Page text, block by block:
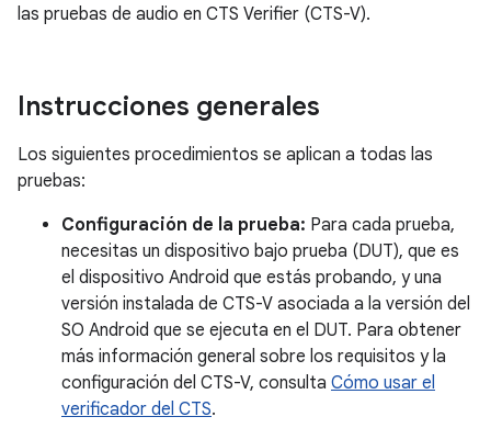
las pruebas de audio en CTS Verifier (CTS-V).
Instrucciones generales
Los siguientes procedimientos se aplican a todas las
pruebas:
Configuración de la prueba: Para cada prueba,
necesitas un dispositivo bajo prueba (DUT), que es
el dispositivo Android que estás probando, y una
versión instalada de CTS-V asociada a la versión del
SO Android que se ejecuta en el DUT. Para obtener
más información general sobre los requisitos y la
configuración del CTS-V, consulta Cómo usar el
verificador del CTS.